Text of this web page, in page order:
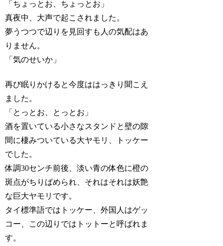
「ちょっとお、ちょっとお」
真夜中、大声で起こされました。
夢うつつで辺りを見回すも人の気配はあ
りません。
「気のせいか」
再び眠りかけると今度ははっきり聞こえ
ました。
「とっとお、とっとお」
酒を置いている小さなスタンドと壁の隙
間に棲みついている大ヤモリ、トッケー
でした。
体調30センチ前後、淡い青の体色に橙の
斑点がちりばめられ、それはそれは妖艶
な巨大ヤモリです。
タイ標準語ではトッケー、外国人はゲッ
コー、この辺りではトットーと呼ばれま
す。